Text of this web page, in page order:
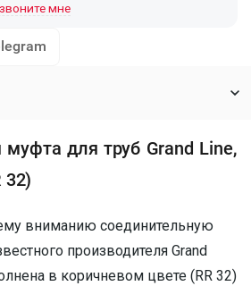
мне
муфта для труб Grand Line,
32)
вниманию соединительную
производителя Grand
в коричневом цвете (RR 32)